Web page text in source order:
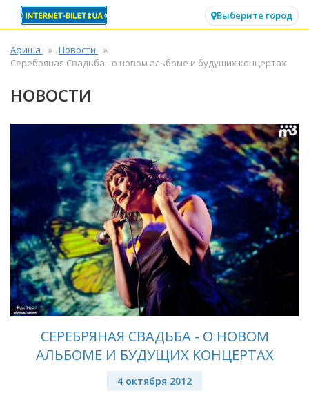
Выберите город
Афиша
Новости
Серебряная Свадьба - о новом альбоме и будущих концертах
НОВОСТИ
СЕРЕБРЯНАЯ СВАДЬБА - О НОВОМ
АЛЬБОМЕ И БУДУЩИХ КОНЦЕРТАХ
4 октября 2012